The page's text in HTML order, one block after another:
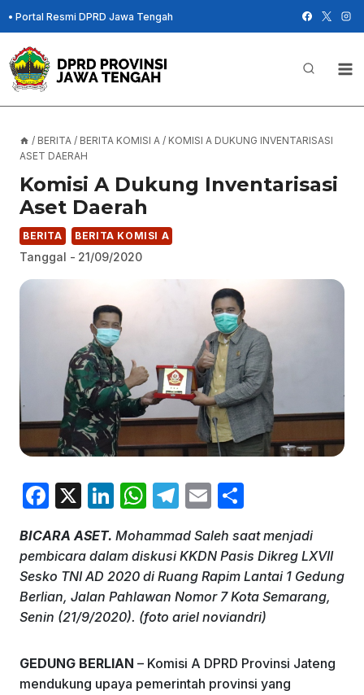
Skip
to
content
• Portal Resmi DPRD Jawa Tengah
/ BERITA / BERITA KOMISI A / KOMISI A DUKUNG INVENTARISASI
ASET DAERAH
Komisi A Dukung Inventarisasi
Aset Daerah
BERITA BERITA KOMISI A
Tanggal - 21/09/2020
F
c
e
b
o
o
k
X
Li
k
e
dI
n
W
at
s
A
p
p
T
e
gr
a
m
E
ai
l
ar
e
BICARA ASET. Mohammad Saleh saat menjadi
pembicara dalam diskusi KKDN Pasis Dikreg LXVII
Sesko TNI AD 2020 di Ruang Rapim Lantai 1 Gedung
Berlian, Jalan Pahlawan Nomor 7 Kota Semarang,
Senin (21/9/2020). (foto ariel noviandri)
GEDUNG BERLIAN – Komisi A DPRD Provinsi Jateng
mendukung upaya pemerintah provinsi yang